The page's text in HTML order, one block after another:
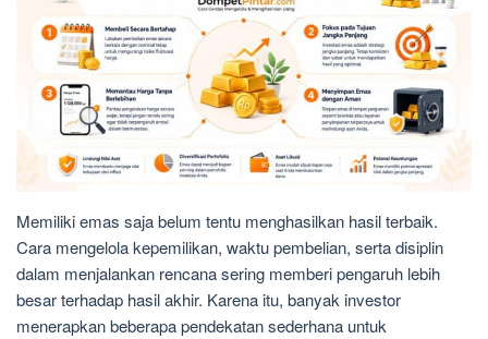
Memiliki emas saja belum tentu menghasilkan hasil terbaik.
Cara mengelola kepemilikan, waktu pembelian, serta disiplin
dalam menjalankan rencana sering memberi pengaruh lebih
besar terhadap hasil akhir. Karena itu, banyak investor
menerapkan beberapa pendekatan sederhana untuk